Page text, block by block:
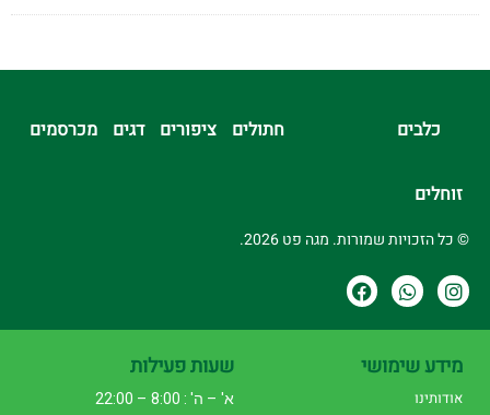
כלבים חתולים ציפורים דגים מכרסמים
זוחלים
© כל הזכויות שמורות. מגה פט 2026.
מידע שימושי
אודותינו
שעות פעילות
א' – ה' : 8:00 – 22:00